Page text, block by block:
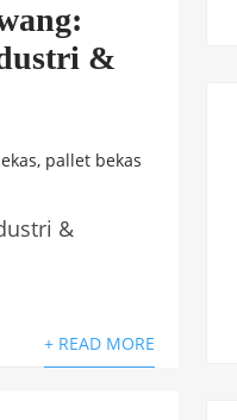
&
, pallet bekas
&
+ READ MORE